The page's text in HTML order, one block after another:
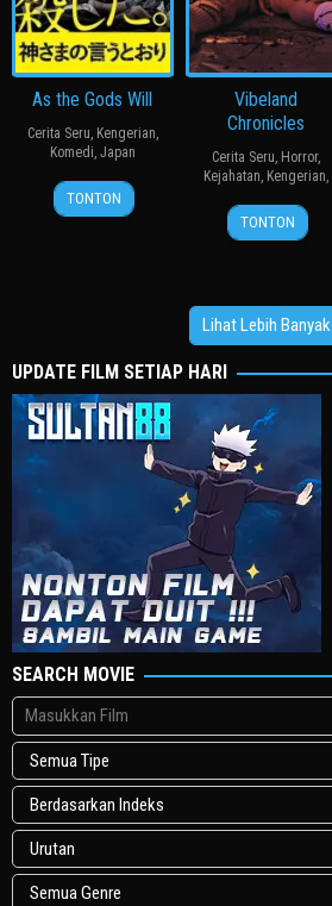
As the Gods Will
Cerita Seru, Kengerian,
Komedi, Japan
15
Nov
三
池
TONTON
Vibeland
Chronicles
Cerita Seru, Horror,
Kejahatan, Kengerian,
2
Jan
TONTON
Lihat Lebih Banyak
UPDATE FILM SETIAP HARI
SEARCH MOVIE